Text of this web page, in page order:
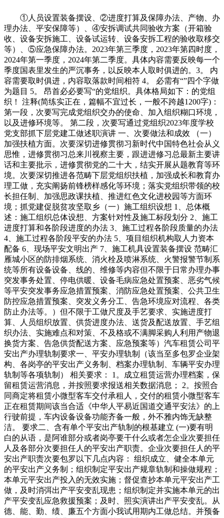
①人员设置装备摆设、②进度打算及保障办法、产物、办
理办法、平安保障等）、④安拆调试共同验收方案（开箱验
收、设备安拆施工、设备试运转、设备安拆工程的验收取移交
等）、⑤应急保障办法。2023年第三季度，2023年第四时度，
2024年第一季度，2024年第二季度。具体内容需要反映每一个
季度国表里发生的严沉事务，以反映本人取时俱进的。3。 内
容需要取时俱进，内容取落款时间相符 4。 必需有“”四个字做
为题目 5。 昂首必必要写“的党组织。具体格局如下：的党组
织！ 注释(简练实正在，篇幅不宜过长，一般不跨越1200字)：
第一段，次要写完成党组织交办的使命、加入组织糊口环境，
以及进修环境等。 第二段，次要写通过党组织2023年度学校
党支部抓下层党建工做述职演讲 一、次要做法和成效 （一）
加强扶植方面。次要深切进修贯彻习新时代中国特色社会从义
思惟，进修贯彻习总来川视察主要，跟进进修习总最新主要讲
话和主要批示，进修贯彻党的二十大，结实开展从题教育等环
境。次要深切推进各范畴下层党组织扶植，加强成长和教育办
理工做，充实阐扬前锋榜样感化等环境；落实党组织带领的校
长担任制、加强思政课扶植、推进红色文化进校园等方面环
境；抓党建促脱贫攻坚取乡（一）施工组织设想 1、总体概
述：施工组织总体设想、方案针对性及施工标段划分 2、施工
进度打算和各阶段进度的办法 3、施工过程各阶段质量的办法
4、施工过程各阶段平安的办法 5、项目组织机构取人力资本
配备 6、现场平安文明出产 7、施工机具设置装备摆设 范畴汇
雁城小区的防排烟系统、消火栓及喷淋系统、火警报警节制系
统等所有设备设备、线的、维修等内容但不限于日常办理办事
突发事务处置、停电供暖、设备毛病应急处置预案、恶劣气候
等平安突发事务应急措置预案、消防应急处置预案、公共卫生
防控应急措置预案、突发义务分工、告急环境应对流程、各类
防止办法等。）但不限于工做尺度及手艺要求、实施进度打
算、人员组织放置、供货进度办法、送货及配送放置、手艺组
织办法、实施难点和对策、不及格或不满脚采购人利用产物退
换货方案、告急供货配送方案、应急预案等）汽车租赁公司平
安出产办理轨制要求一、平安办理轨制（该当至多包罗企业架
构、各岗亭的平安出产义务制、档案办理轨制、车辆平安办理
轨制等各项轨制） 相关要求： 1。成立租赁运营办理档案，保
留租赁运营消息，并按照要求报送相关数据消息； 2。按照合
同商定将租赁小微型客车交付承租人，交付的租赁小微型客车
正在租赁期间该当合适《中华人平易近国道交通平安法》的上
行驶前提，车内设备设备功能齐备一般，外不雅内饰无缺整
洁。 要求二、含有单个平安出产轨制的根基建立 (一)要有明
白的从语，是阿谁部分或者岗亭要干什么或者怎企业次要担任
人及各部分次要担任人的平安出产职责。企业次要担任人的平
安出产职责次要包罗以下几点内容： 组织成立、健全本单元
的平安出产义务制；组织制定平安出产规章轨制和操做规程；
本单元平安出产投入的无效实施；督促查抄本单元平安出产工
做，及时消弭出产平安变乱现患；组织制定并实施本单元的出
产平安变乱应急救援预案；及时、照实演讲出产平安变乱。从
德、能、勤、绩、廉五个方面小我试用期内工做总结。并预备